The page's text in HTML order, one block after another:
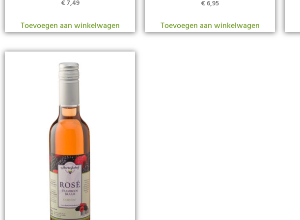
€7,49
Toevoegen aan winkelwagen
€6,95
Toevoegen aan winkelwagen